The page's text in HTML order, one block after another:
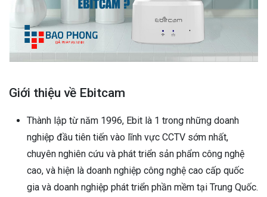
Giới thiệu về Ebitcam
Thành lập từ năm 1996, Ebit là 1 trong những doanh
nghiệp đầu tiên tiến vào lĩnh vực CCTV sớm nhất,
chuyên nghiên cứu và phát triển sản phẩm công nghệ
cao, và hiện là doanh nghiệp công nghệ cao cấp quốc
gia và doanh nghiệp phát triển phần mềm tại Trung Quốc.